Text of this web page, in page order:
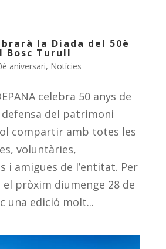
la Diada del 50è
Bosc Turull
aniversari, Notícies
celebra 50 anys de
del patrimoni
compartir amb totes les
voluntàries,
i amigues de l’entitat. Per
pròxim diumenge 28 de
una edició molt...